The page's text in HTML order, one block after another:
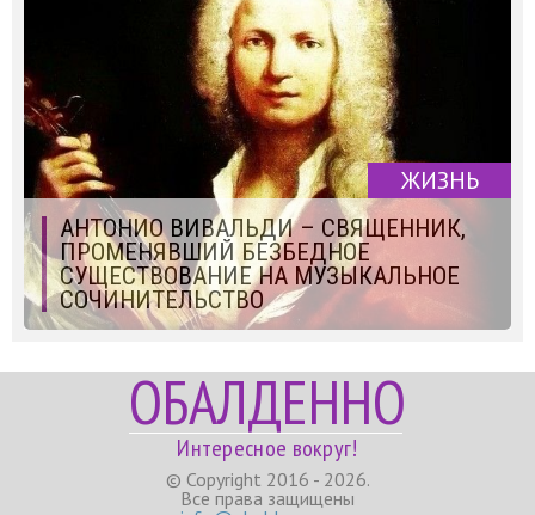
ЖИЗНЬ
АНТОНИО ВИВАЛЬДИ – СВЯЩЕННИК,
ПРОМЕНЯВШИЙ БЕЗБЕДНОЕ
СУЩЕСТВОВАНИЕ НА МУЗЫКАЛЬНОЕ
СОЧИНИТЕЛЬСТВО
ОБАЛДЕННО
Интересное вокруг!
© Copyright 2016 - 2026.
Все права защищены